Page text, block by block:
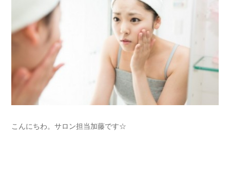
こんにちわ。サロン担当加藤です☆